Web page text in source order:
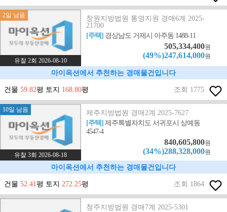
2일 남음
유찰 2회 2026-08-10
창원지방법원 통영지원 경매6계 2025-
21700
[주택] 경상남도 거제시 아주동 1488-11
505,334,400원
(49%)247,614,000원
마이옥션에서 추천하는 경매물건입니다
건물 59.82평 토지 168.80평 조회 1775
10일 남음
유찰 3회 2026-08-18
제주지방법원 경매2계 2025-7627
[주택]제주특별자치도 서귀포시 상예동
4547-4
840,605,800원
(34%)288,328,000원
마이옥션에서 추천하는 경매물건입니다
건물 52.41평 토지 272.25평 조회 1864
청주지방법원 경매7계 2025-5301